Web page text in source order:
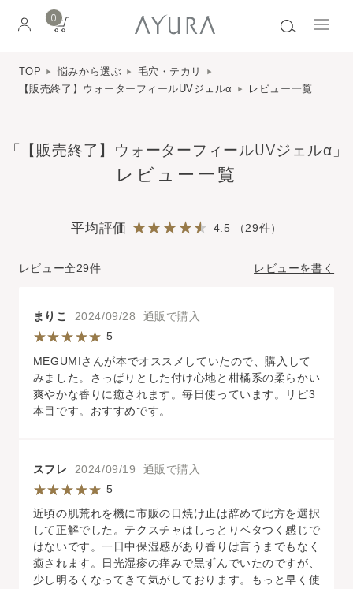
0
TOP 悩みから選ぶ
毛穴・テカリ
【販売終了】ウォーターフィールUVジェルα
レビュー一覧
「【販売終了】ウォーターフィールUVジェルα」
レビュー一覧
平均評価 4.5 （29件）
レビュー全29件 レビューを書く
まりこ 2024/09/28 通販で購入
5
MEGUMIさんが本でオススメしていたので、購入して
みました。さっぱりとした付け心地と柑橘系の柔らかい
爽やかな香りに癒されます。毎日使っています。リピ3
本目です。おすすめです。
スフレ 2024/09/19 通販で購入
5
近頃の肌荒れを機に市販の日焼け止は辞めて此方を選択
して正解でした。テクスチャはしっとりベタつく感じで
はないです。一日中保湿感があり香りは言うまでもなく
癒されます。日光湿疹の痒みで黒ずんでいたのですが、
少し明るくなってきて気がしております。もっと早く使